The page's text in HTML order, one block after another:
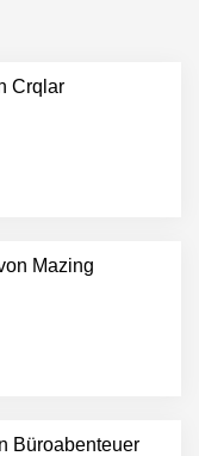
Crqlar
Mazing
Büroabenteuer